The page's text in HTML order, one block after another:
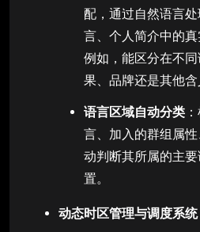
配，通过自然语言
言、个人简介中的真
例如，能区分在不同
果、品牌还是其他含
语言区域自动分类
言、加入的群组属
动判断其所属的主
置。
动态时区管理与调度系统